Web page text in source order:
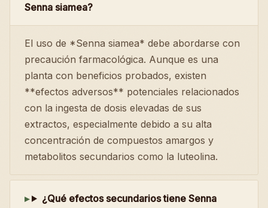
Senna siamea?
El uso de *Senna siamea* debe abordarse con
precaución farmacológica. Aunque es una
planta con beneficios probados, existen
**efectos adversos** potenciales relacionados
con la ingesta de dosis elevadas de sus
extractos, especialmente debido a su alta
concentración de compuestos amargos y
metabolitos secundarios como la luteolina.
¿Qué efectos secundarios tiene Senna